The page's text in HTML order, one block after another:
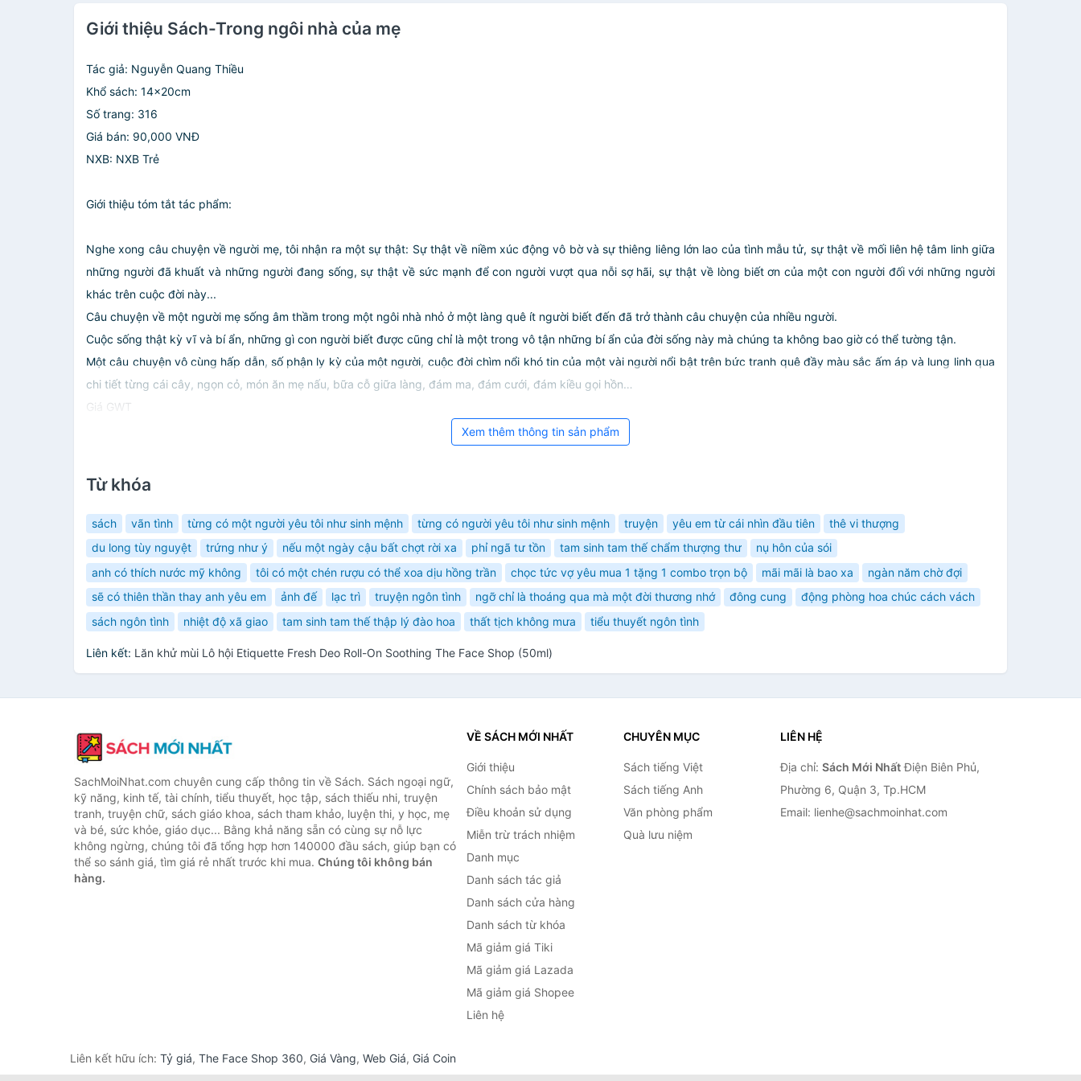
Giới thiệu Sách-Trong ngôi nhà của mẹ
Tác giả: Nguyễn Quang Thiều
Khổ sách: 14x20cm
Số trang: 316
Giá bán: 90,000 VNĐ
NXB: NXB Trẻ
Giới thiệu tóm tắt tác phẩm:
Nghe xong câu chuyện về người mẹ, tôi nhận ra một sự thật: Sự thật về niềm xúc động vô bờ và sự thiêng liêng lớn lao của tình mẫu tử, sự thật về mối liên hệ tâm linh giữa
những người đã khuất và những người đang sống, sự thật về sức mạnh để con người vượt qua nỗi sợ hãi, sự thật về lòng biết ơn của một con người đối với những người
khác trên cuộc đời này...
Câu chuyện về một người mẹ sống âm thầm trong một ngôi nhà nhỏ ở một làng quê ít người biết đến đã trở thành câu chuyện của nhiều người.
Cuộc sống thật kỳ vĩ và bí ẩn, những gì con người biết được cũng chỉ là một trong vô tận những bí ẩn của đời sống này mà chúng ta không bao giờ có thể tường tận.
Một câu chuyện vô cùng hấp dẫn, số phận ly kỳ của một người, cuộc đời chìm nổi khó tin của một vài người nổi bật trên bức tranh quê đầy màu sắc ấm áp và lung linh qua
chi tiết từng cái cây, ngọn cỏ, món ăn mẹ nấu, bữa cỗ giữa làng, đám ma, đám cưới, đám kiều gọi hồn…
Giá GWT
Xem thêm thông tin sản phẩm
Từ khóa
sách vãn tình từng có một người yêu tôi như sinh mệnh từng có người yêu tôi như sinh mệnh truyện yêu em từ cái nhìn đầu tiên
thê vi thượng
du long tùy nguyệt
trứng như ý nếu một ngày cậu bất chợt rời xa phỉ ngã tư tồn tam sinh tam thế chẩm thượng thư
nụ hôn của sói
anh có thích nước mỹ không
tôi có một chén rượu có thể xoa dịu hồng trần chọc tức vợ yêu mua 1 tặng 1 combo trọn bộ mãi mãi là bao xa
ngàn năm chờ đợi
sẽ có thiên thần thay anh yêu em
ảnh đế lạc trì truyện ngôn tình ngỡ chỉ là thoáng qua mà một đời thương nhớ đông cung
động phòng hoa chúc cách vách
sách ngôn tình
nhiệt độ xã giao tam sinh tam thế thập lý đào hoa thất tịch không mưa tiểu thuyết ngôn tình
Liên kết: Lăn khử mùi Lô hội Etiquette Fresh Deo Roll-On Soothing The Face Shop (50ml)
SachMoiNhat.com chuyên cung cấp thông tin về Sách. Sách ngoại ngữ,
kỹ năng, kinh tế, tài chính, tiểu thuyết, học tập, sách thiếu nhi, truyện
tranh, truyện chữ, sách giáo khoa, sách tham khảo, luyện thi, y học, mẹ
và bé, sức khỏe, giáo dục... Bằng khả năng sẵn có cùng sự nỗ lực
không ngừng, chúng tôi đã tổng hợp hơn 140000 đầu sách, giúp bạn có
thể so sánh giá, tìm giá rẻ nhất trước khi mua. Chúng tôi không bán
hàng.
VỀ SÁCH MỚI NHẤT
Giới thiệu
Chính sách bảo mật
Điều khoản sử dụng
Miễn trừ trách nhiệm
Danh mục
Danh sách tác giả
Danh sách cửa hàng
Danh sách từ khóa
Mã giảm giá Tiki
Mã giảm giá Lazada
Mã giảm giá Shopee
Liên hệ
CHUYÊN MỤC
Sách tiếng Việt
Sách tiếng Anh
Văn phòng phẩm
Quà lưu niệm
LIÊN HỆ
Địa chỉ: Sách Mới NhấtĐiện Biên Phủ,
Phường 6, Quận 3, Tp.HCM
Email: lienhe@sachmoinhat.com
Liên kết hữu ích: Tỷ giá, The Face Shop 360, Giá Vàng, Web Giá, Giá Coin